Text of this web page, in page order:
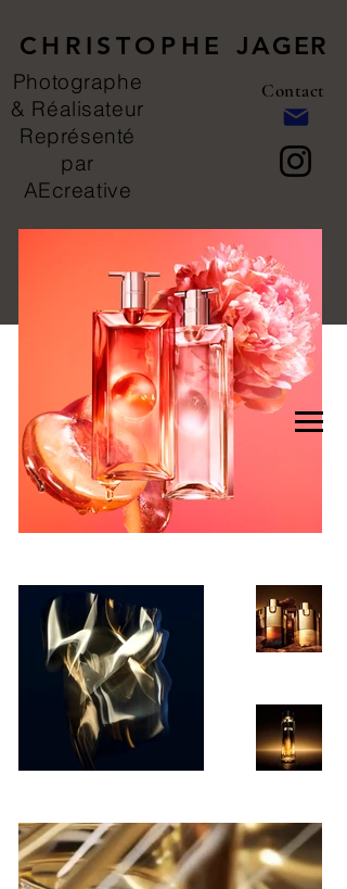
CHRISTOPHEJAGER
Photographe
& Réalisateur
Représenté
par
AEcreative
Contact